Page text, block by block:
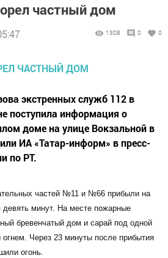
частный дом
1308 0 0
экстренных служб 112 в
поступила информация о
доме на улице Вокзальной в
ИА «Татар-информ» в пресс-
по РТ.
частей №11 и №66 прибыли на
девять минут. На месте пожарные
бревенчатый дом и сарай под одной
Через 23 минуты после прибытия
огонь.